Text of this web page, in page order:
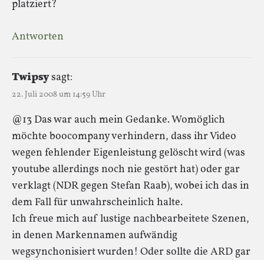
platziert?
Antworten
Twipsysagt:
22. Juli 2008 um 14:59 Uhr
@13 Das war auch mein Gedanke. Womöglich
möchte boocompany verhindern, dass ihr Video
wegen fehlender Eigenleistung gelöscht wird (was
youtube allerdings noch nie gestört hat) oder gar
verklagt (NDR gegen Stefan Raab), wobei ich das in
dem Fall für unwahrscheinlich halte.
Ich freue mich auf lustige nachbearbeitete Szenen,
in denen Markennamen aufwändig
wegsynchonisiert wurden! Oder sollte die ARD gar